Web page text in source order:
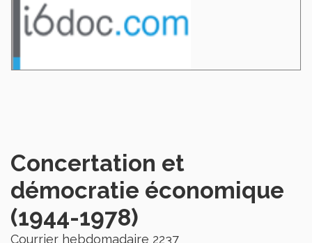
Concertation et
démocratie économique
(1944-1978)
Courrier hebdomadaire 2237